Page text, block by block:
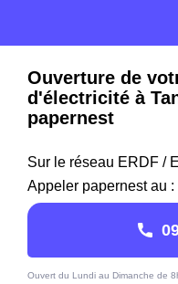
Ouverture de
d'électricité à
papernest
Sur le réseau ERDF /
Appeler papernest au :
Ouvert du Lundi au Dimanche de